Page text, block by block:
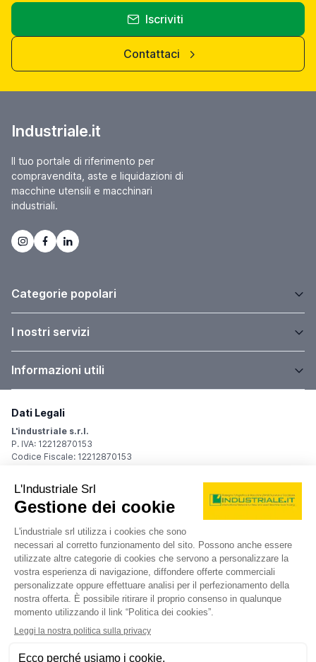
Iscriviti
Contattaci
Industriale.it
Il tuo portale di riferimento per
compravendita, aste e liquidazioni di
macchine utensili e macchinari
industriali.
Categorie popolari
I nostri servizi
Informazioni utili
Dati Legali
L'industriale s.r.l.
P. IVA: 12212870153
Codice Fiscale: 12212870153
Sede Legale
Via Carlo Dolci, 32
20148 Milano (MI)
Italy
Registro Imprese
Iscrizione R.I.: 12212870153
REA: MI-1539011
Capitale sociale: Euro 10.400,00 i.v.
Contatti
info@industriale.it